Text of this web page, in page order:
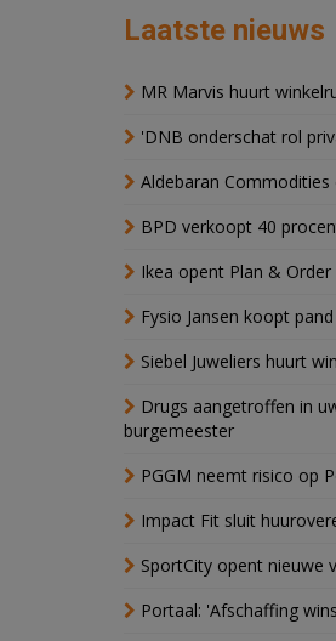
Laatste nieuws
MR Marvis huurt
'DNB onderschat rol
Aldebaran
BPD verkoopt 40
Ikea opent Plan &
Fysio Jansen koopt
Siebel Juweliers huurt
Drugs aangetroffen in
burgemeester
PGGM neemt risico op
Impact Fit sluit
SportCity opent nieuwe
Portaal: 'Afschaffing